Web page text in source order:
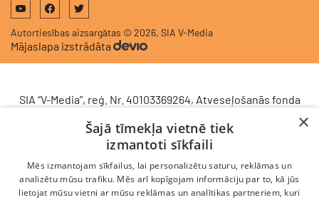
Autortiesības aizsargātas © 2026, SIA V-Media
Mājaslapa izstrādāta
SIA “V-Media”, reģ. Nr. 40103369264, Atveseļošanās fonda
komercdarbības procesu uzlabošanā - ieviesta klientu
attiecību pārvaldības sistēma (CRM). 2024. gada 16.
decembrī tika noslēgts līgums Nr. 9.2-17-L-2024/928 ar
Latvijas Investīciju un attīstības aģentūru par atbalsta
saņemšanu saskaņā ar Atveseļošanas un noturības
×
Šajā tīmekļa vietnē tiek
izmantoti sīkfaili
Mēs izmantojam sīkfailus, lai personalizētu saturu, reklāmas un
analizētu mūsu trafiku. Mēs arī kopīgojam informāciju par to, kā jūs
lietojat mūsu vietni ar mūsu reklāmas un analītikas partneriem, kuri